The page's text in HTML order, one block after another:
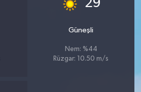
29
Güneşli
Nem: %44
Rüzgar: 10.50 m/s